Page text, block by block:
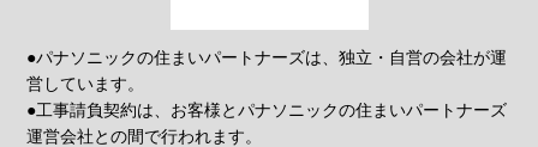
●パナソニックの住まいパートナーズは、独立・自営の会社が運
営しています。
●工事請負契約は、お客様とパナソニックの住まいパートナーズ
運営会社との間で行われます。